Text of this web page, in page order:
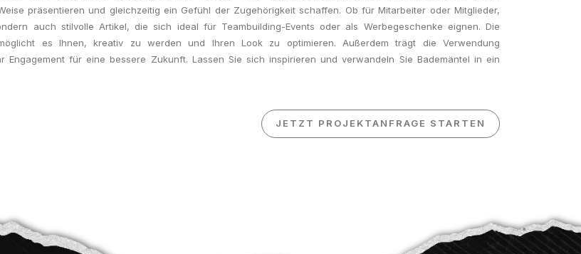
präsentieren und gleichzeitig ein Gefühl der Zugehörigkeit schaffen. Ob für Mitarbeiter oder Mitglieder,
auch stilvolle Artikel, die sich ideal für Teambuilding-Events oder als Werbegeschenke eignen. Die
es Ihnen, kreativ zu werden und Ihren Look zu optimieren. Außerdem trägt die Verwendung
für eine bessere Zukunft. Lassen Sie sich inspirieren und verwandeln Sie Bademäntel in ein
JETZT PROJEKTANFRAGE STARTEN